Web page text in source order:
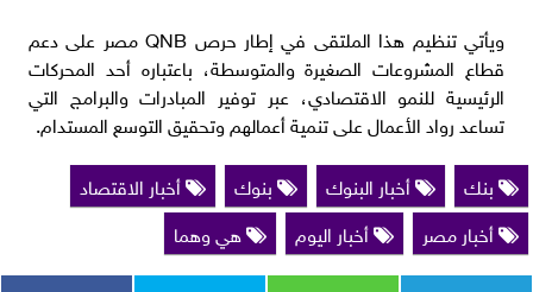
ويأتي تنظيم هذا الملتقى في إطار حرص QNB مصر على دعم
قطاع المشروعات الصغيرة والمتوسطة، باعتباره أحد المحركات
الرئيسية للنمو الاقتصادي، عبر توفير المبادرات والبرامج التي
تساعد رواد الأعمال على تنمية أعمالهم وتحقيق التوسع المستدام.
بنك
أخبار البنوك بنوك
أخبار الاقتصاد
أخبار مصر
أخبار اليوم هي وهما